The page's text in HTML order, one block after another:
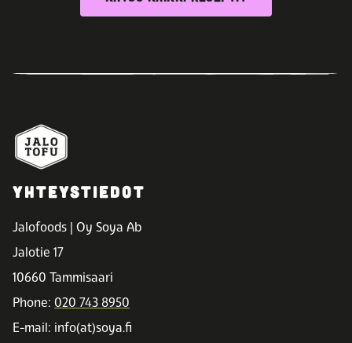
YHTEYSTIEDOT
Jalofoods | Oy Soya Ab
Jalotie 17
10660 Tammisaari
Phone: 020 743 8950
E-mail: info(at)soya.fi